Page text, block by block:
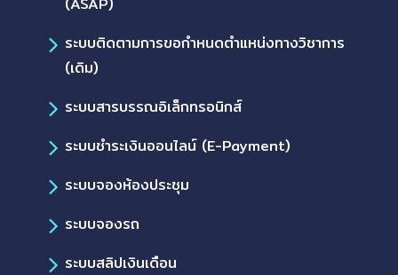
ระบบติดตามการขอกำหนดตำแหน่งทางวิชาการ
(เดิม)
ระบบสารบรรณอิเล็กทรอนิกส์
ระบบชำระเงินออนไลน์ (E-Payment)
ระบบจองห้องประชุม
ระบบจองรถ
ระบบสลิปเงินเดือน